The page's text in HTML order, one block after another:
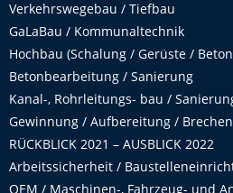
Verkehrswegebau / Tiefbau
GaLaBau / Kommunaltechnik
Hochbau (Schalung / Gerüste /
Betonbearbeitung / Sanierung
Kanal-, Rohrleitungs- bau /
Gewinnung / Aufbereitung /
RÜCKBLICK 2021 – AUSBLICK 2022
Arbeitssicherheit /
OEM / Maschinen-, Fahrzeug- und